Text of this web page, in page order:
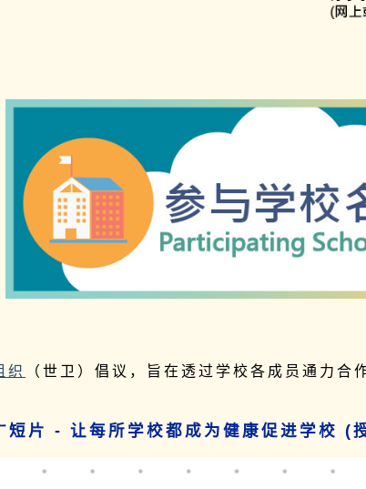
织
（世卫）倡议，旨在透过学校各成员通力
短片 - 让每所学校都成为健康促进学校 (